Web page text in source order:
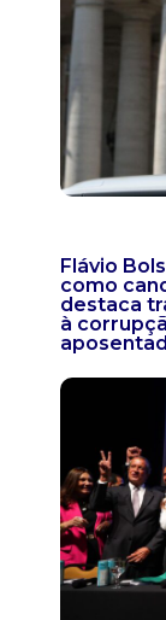
Flávio
como
destaca
à